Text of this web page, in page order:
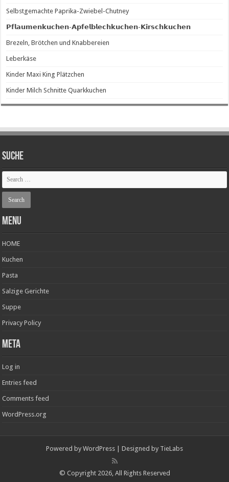
Selbstgemachte Paprika-Zwiebel-Chutney
𝗣𝗳𝗹𝗮𝘂𝗺𝗲𝗻𝗸𝘂𝗰𝗵𝗲𝗻-𝗔𝗽𝗳𝗲𝗹𝗯𝗹𝗲𝗰𝗵𝗸𝘂𝗰𝗵𝗲𝗻-𝗞𝗶𝗿𝘀𝗰𝗵𝗸𝘂𝗰𝗵𝗲𝗻
Brezeln, Brötchen und Knabbereien
Leberkäse
Kinder Maxi King Plätzchen
Kinder Milch Schnitte Quarkkuchen
SUCHE
Menu
HOME
Kuchen
Pasta
Salzige Gerichte
Suppe
Privacy Policy
Meta
Log in
Entries feed
Comments feed
WordPress.org
Powered by WordPress | Designed by TieLabs
© Copyright 2026, All Rights Reserved